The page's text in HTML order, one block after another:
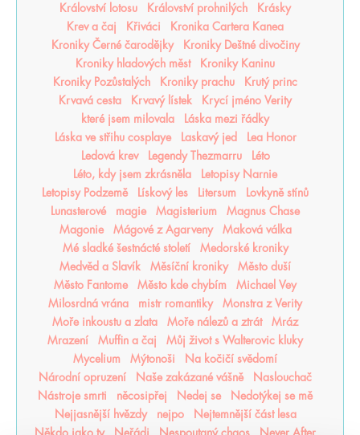
Království lotosu
Království prohnilých
Krásky
Krev a čaj
Křiváci
Kronika Cartera Kanea
Kroniky Černé čarodějky
Kroniky Deštné divočiny
Kroniky hladových měst
Kroniky Kaninu
Kroniky Pozůstalých
Kroniky prachu
Krutý princ
Krvavá cesta
Krvavý lístek
Krycí jméno Verity
které jsem milovala
Láska mezi řádky
Láska ve střihu cosplaye
Laskavý jed
Lea Honor
Ledová krev
Legendy Thezmarru
Léto
Léto, kdy jsem zkrásněla
Letopisy Narnie
Letopisy Podzemě
Lískový les Litersum
Lovkyně stínů
Lunasterové
magie Magisterium
Magnus Chase
Magonie
Mágové z Agarveny
Maková válka
Mé sladké šestnácté století
Medorské kroniky
Medvěd a Slavík
Měsíční kroniky
Město duší
Město Fantome
Město kde chybím
Michael Vey
Milosrdná vrána
mistr romantiky
Monstra z Verity
Moře inkoustu a zlata
Moře nálezů a ztrát
Mráz
Mrazení
Muffin a čaj
Můj život s Walterovic kluky
Mycelium
Mýtonoši
Na kočičí svědomí
Národní opruzení
Naše zakázané vášně
Naslouchač
Nástroje smrti
něcosipřej Nedej se
Nedotýkej se mě
Nejjasnější hvězdy
nejpo
Nejtemnější část lesa